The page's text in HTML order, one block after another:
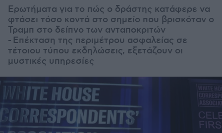
Ερωτήματα για το πώς ο δράστης κατάφερε να
φτάσει τόσο κοντά στο σημείο που βρισκόταν ο
Τραμπ στο δείπνο των ανταποκριτών
- Επέκταση της περιμέτρου ασφαλείας σε
τέτοιου τύπου εκδηλώσεις, εξετάζουν οι
μυστικές υπηρεσίες